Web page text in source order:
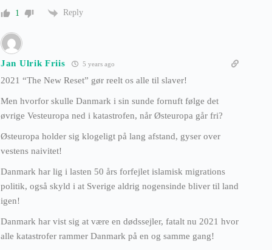
1 Reply
Jan Ulrik Friis 5 years ago
2021 “The New Reset” gør reelt os alle til slaver!
Men hvorfor skulle Danmark i sin sunde fornuft følge det
øvrige Vesteuropa ned i katastrofen, når Østeuropa går fri?
Østeuropa holder sig klogeligt på lang afstand, gyser over
vestens naivitet!
Danmark har lig i lasten 50 års forfejlet islamisk migrations
politik, også skyld i at Sverige aldrig nogensinde bliver til land
igen!
Danmark har vist sig at være en dødssejler, fatalt nu 2021 hvor
alle katastrofer rammer Danmark på en og samme gang!